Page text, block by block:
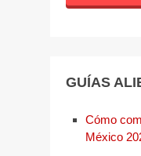
GUÍAS
Cómo
México